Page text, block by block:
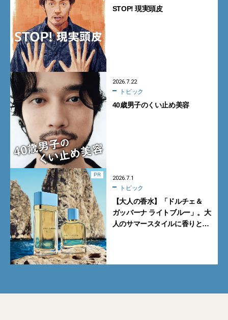
STOP! 現実頭皮
2026.7.22
トピック
40歳男子のくい止め美容
PR
2026.7.1
トピック
【大人の香水】「ドルチェ＆
ガッバーナ ライトブルー」。大
人のサマースタイルに香りとい